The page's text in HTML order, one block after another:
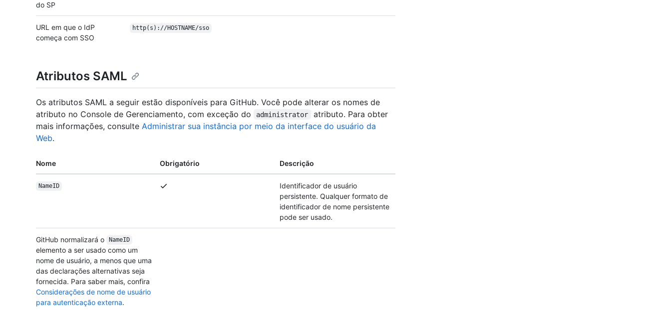
do SP
URL em que o IdP
começa com SSO
http(s)://HOSTNAME/sso
Atributos SAML
Os atributos SAML a seguir estão disponíveis para GitHub. Você pode alterar os nomes de
atributo no Console de Gerenciamento, com exceção do
administrator
atributo. Para obter
mais informações, consulte Administrar sua instância por meio da interface do usuário da
Web.
Nome Obrigatório Descrição
NameID
Identificador de usuário
persistente. Qualquer formato de
identificador de nome persistente
pode ser usado.
GitHub normalizará o NameID
elemento a ser usado como um
nome de usuário, a menos que uma
das declarações alternativas seja
fornecida. Para saber mais, confira
Considerações de nome de usuário
para autenticação externa.